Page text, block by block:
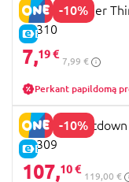
-10%
E-KAINA
YUME Stranger
15310
7,19 €
7,99 €
Perkant papildomą
-10%
E-KAINA
Netflix
15309
107,10 €
119,00 €